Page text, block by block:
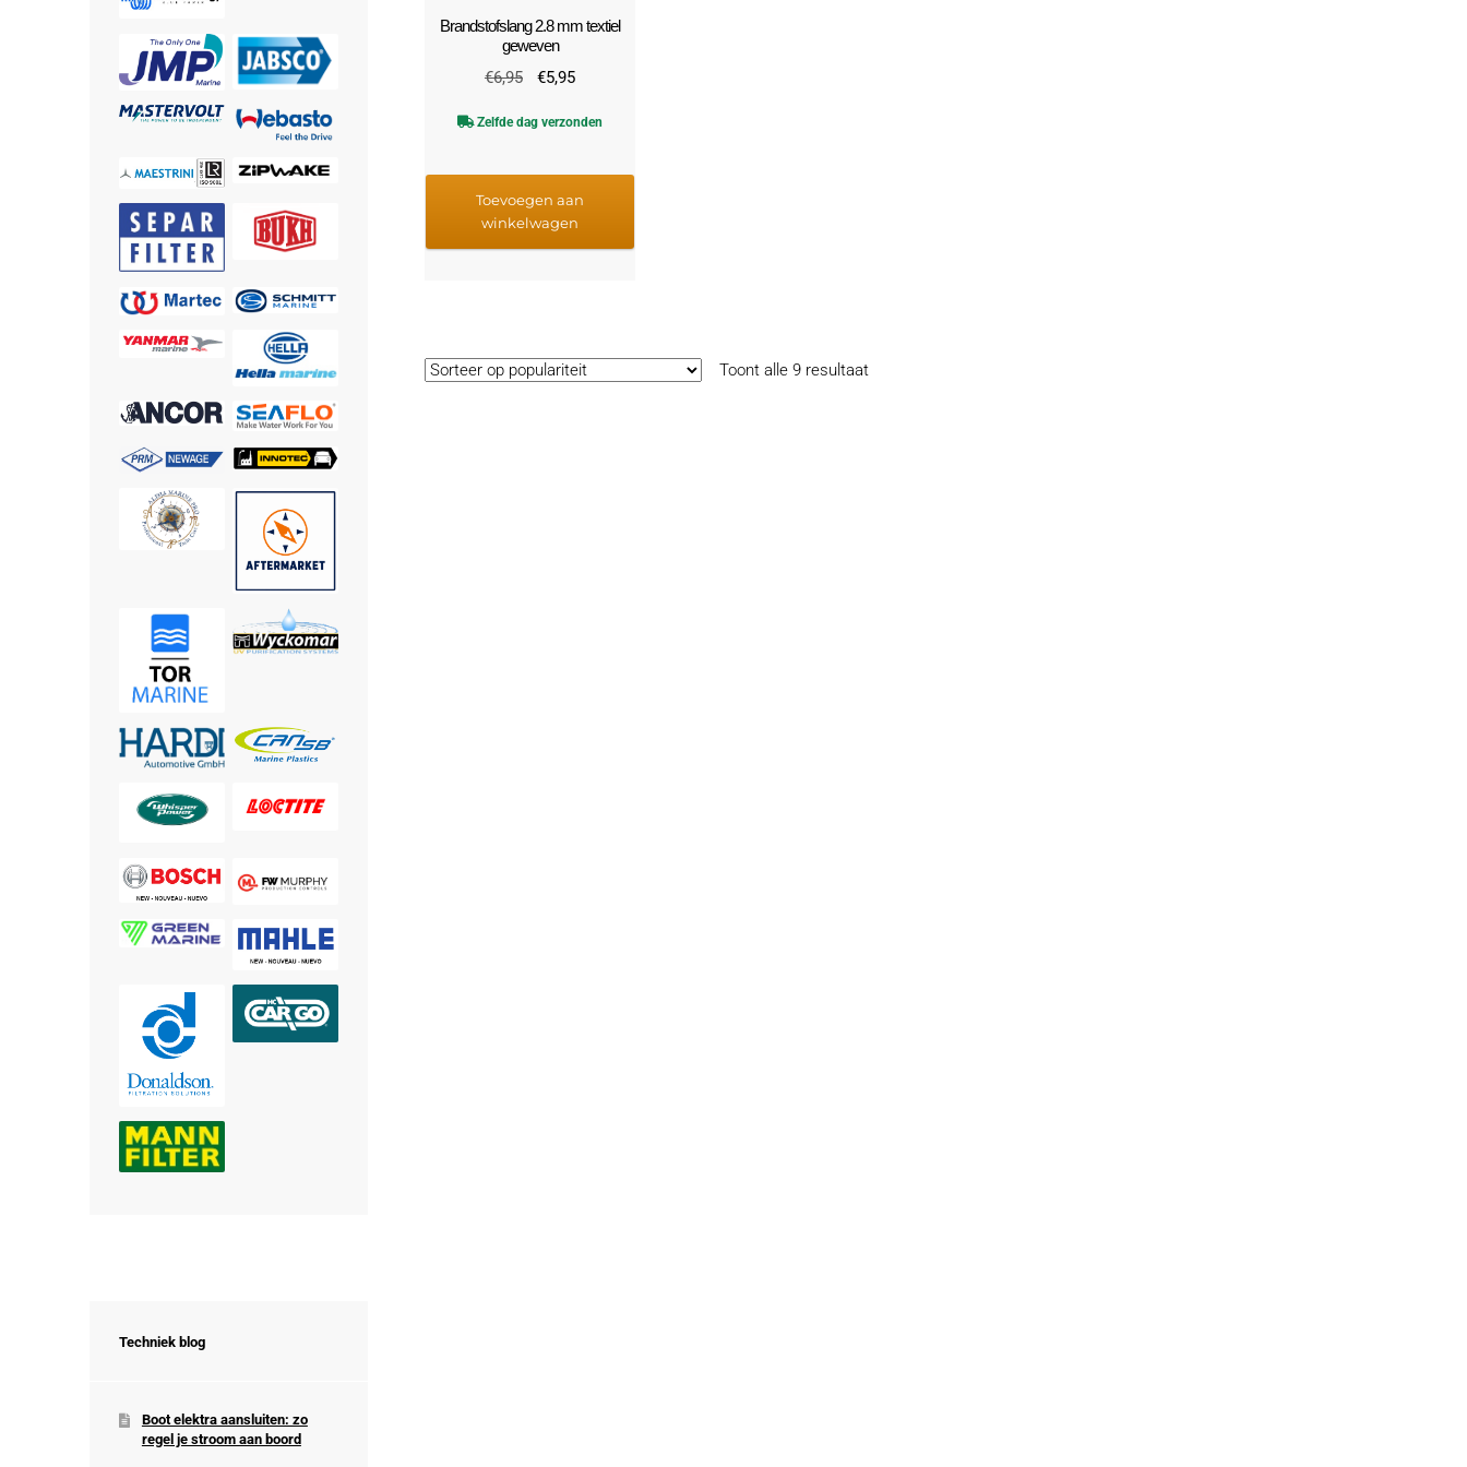
Brandstofslang 2.8 mm textiel
geweven
€6,95
Oorspronkelijke
was:
€5,95Huidige
is:
Zelfde dag verzonden
Toevoegen aan
winkelwagen
Toont alle 9 resultaatGesorteerd
Techniek blog
Boot elektra aansluiten: zo
regel je stroom aan boord